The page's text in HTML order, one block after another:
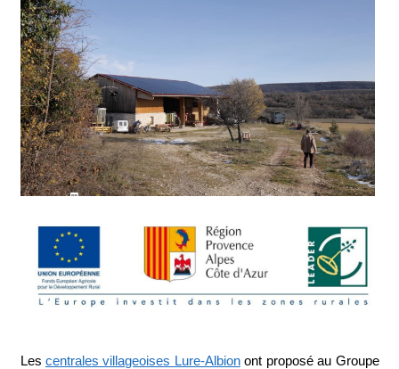
Les centrales villageoises Lure-Albionont proposé au Groupe